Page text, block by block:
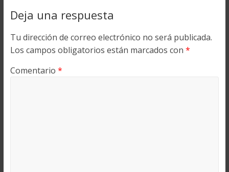
Deja una respuesta
Tu dirección de correo electrónico no será publicada.
Los campos obligatorios están marcados con *
Comentario *